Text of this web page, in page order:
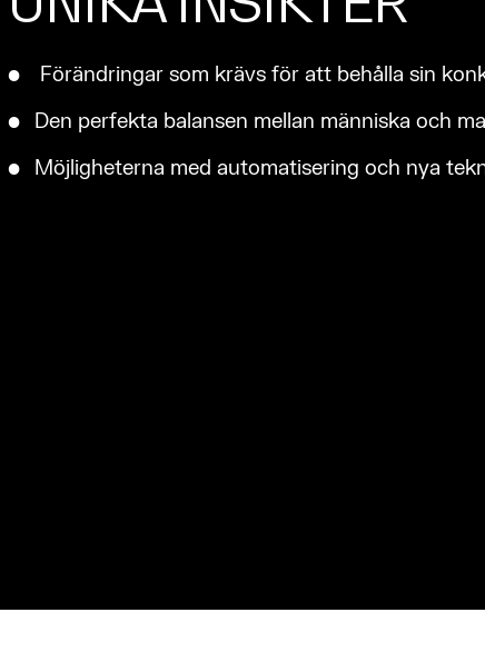
Förändringar som krävs för att behålla sin
Den perfekta balansen mellan människa och
Möjligheterna med automatisering och nya